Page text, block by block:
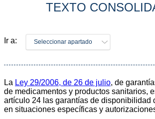
TEXTO
Ir a: Seleccionar apartado
La Ley 29/2006, de 26 de julio, de
de medicamentos y productos sanitarios,
artículo 24 las garantías de disponibilidad
en situaciones específicas y